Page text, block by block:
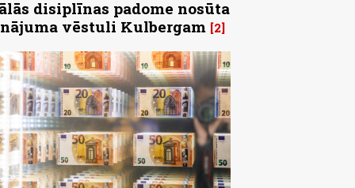
disiplīnas padome nosūta
vēstuli Kulbergam 2